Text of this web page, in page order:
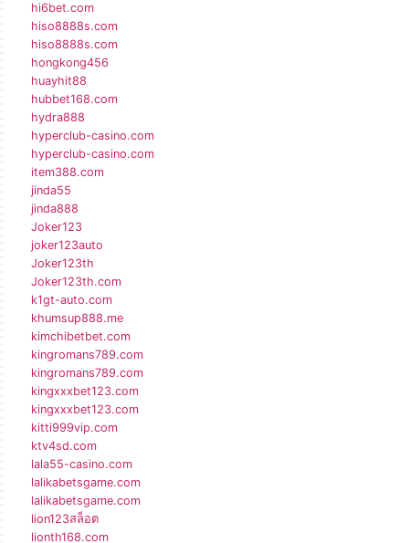
hi6bet.com
hiso8888s.com
hiso8888s.com
hongkong456
huayhit88
hubbet168.com
hydra888
hyperclub-casino.com
hyperclub-casino.com
item388.com
jinda55
jinda888
Joker123
joker123auto
Joker123th
Joker123th.com
k1gt-auto.com
khumsup888.me
kimchibetbet.com
kingromans789.com
kingromans789.com
kingxxxbet123.com
kingxxxbet123.com
kitti999vip.com
ktv4sd.com
lala55-casino.com
lalikabetsgame.com
lalikabetsgame.com
lion123สล็อต
lionth168.com